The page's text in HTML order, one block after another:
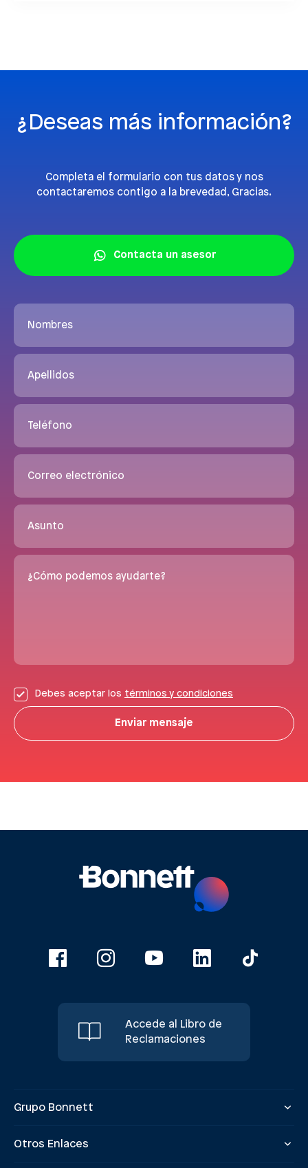
¿Deseas más información?
Completa el formulario con tus datos y nos
contactaremos contigo a la brevedad, Gracias.
Contacta un asesor
Nombres
Apellidos
Teléfono
Correo electrónico
Asunto
¿Cómo podemos ayudarte?
Debes aceptar los términos y condiciones
Enviar mensaje
Accede al Libro de
Reclamaciones
Grupo Bonnett
Otros Enlaces